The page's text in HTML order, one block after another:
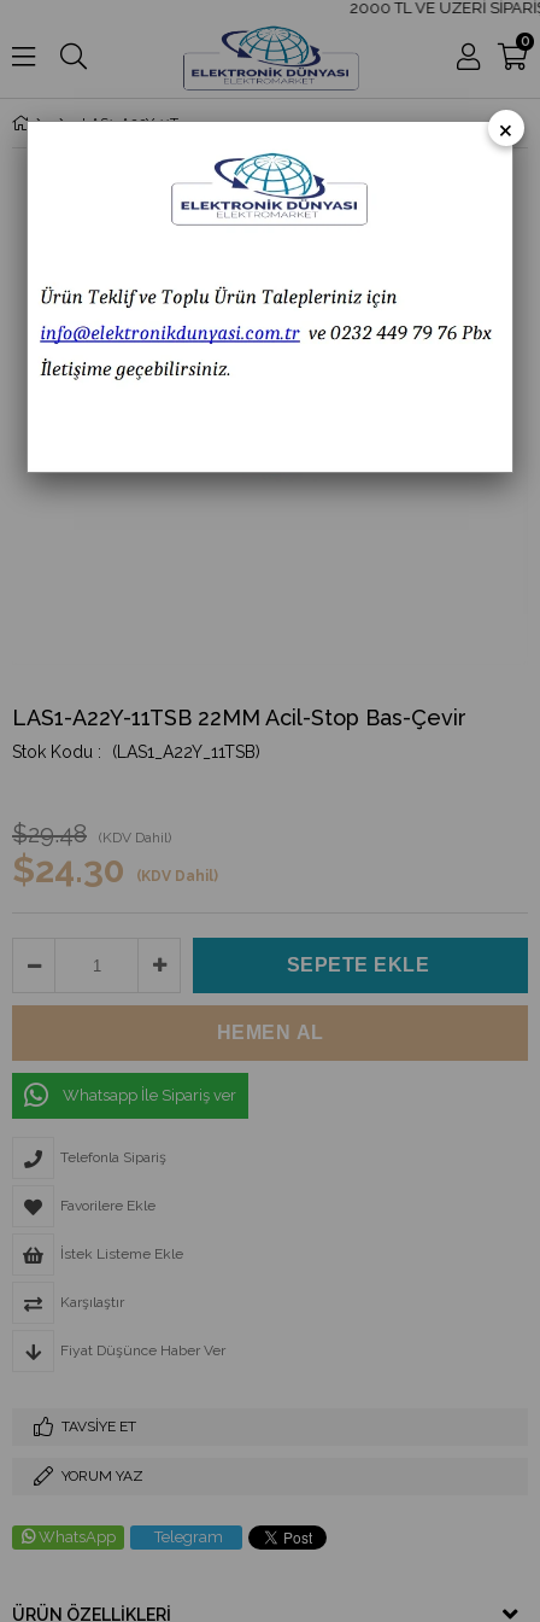
2000 TL VE ÜZERİ
0
LAS1-A22Y-11TSB 22MM Acil-Stop Bas-Çevir
LAS1-A22Y-11TSB 22MM Acil-Stop Bas-Çevir
(LAS1_A22Y_11TSB)
$29.48 (KDV Dahil)
$24.30 (KDV Dahil)
Whatsapp İle Sipariş ver
Telefonla Sipariş
Favorilere Ekle
İstek Listeme Ekle
Karşılaştır
Fiyat Düşünce Haber Ver
TAVSIYE ET
YORUM YAZ
WhatsApp Telegram
ÜRÜN ÖZELLIKLERI
×